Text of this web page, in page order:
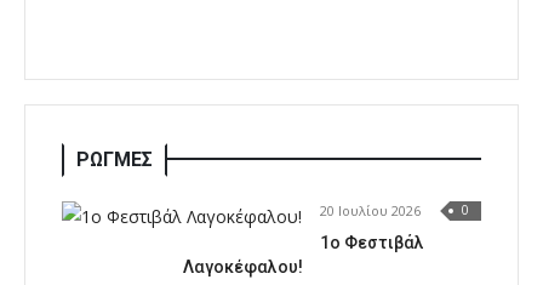
ΡΩΓΜΕΣ
20 Ιουλίου 2026 0
1o Φεστιβάλ
Λαγοκέφαλου!